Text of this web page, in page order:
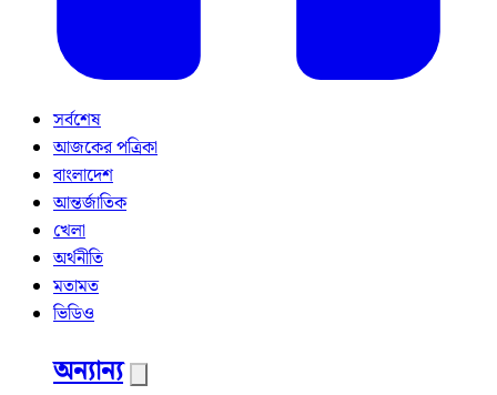
সর্বশেষ
আজকের পত্রিকা
বাংলাদেশ
আন্তর্জাতিক
খেলা
অর্থনীতি
মতামত
ভিডিও
অন্যান্য